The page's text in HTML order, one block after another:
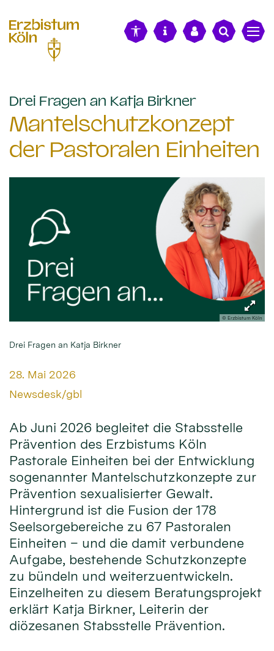
Drei Fragen an Katja Birkner:
Mantelschutzkonzept
der Pastoralen Einheiten
© Erzbistum Köln
Drei Fragen an Katja Birkner
Datum:
28. Mai 2026
Von:
Newsdesk/gbl
Ab Juni 2026 begleitet die Stabsstelle
Prävention des Erzbistums Köln
Pastorale Einheiten bei der Entwicklung
sogenannter Mantelschutzkonzepte zur
Prävention sexualisierter Gewalt.
Hintergrund ist die Fusion der 178
Seelsorgebereiche zu 67 Pastoralen
Einheiten – und die damit verbundene
Aufgabe, bestehende Schutzkonzepte
zu bündeln und weiterzuentwickeln.
Einzelheiten zu diesem Beratungsprojekt
erklärt Katja Birkner, Leiterin der
diözesanen Stabsstelle Prävention.